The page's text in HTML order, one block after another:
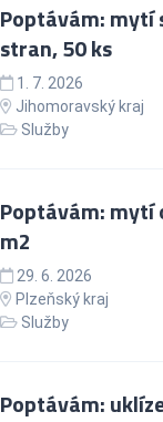
Poptávám: mytí
stran, 50 ks
1. 7. 2026
Jihomoravský kraj
Služby
Poptávám: mytí
m2
29. 6. 2026
Plzeňský kraj
Služby
Poptávám: